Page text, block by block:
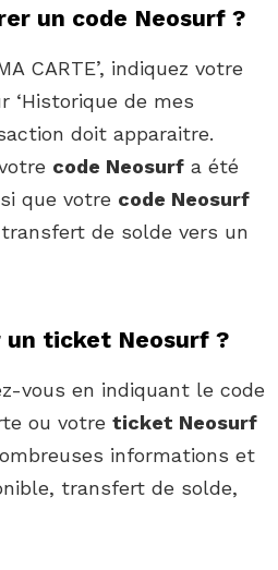
un code Neosurf ?
CARTE’, indiquez votre
‘Historique de mes
doit apparaitre.
code Neosurf a été
que votre code Neosurf
de solde vers un
ticket Neosurf ?
vous en indiquant le code
ou votre ticket Neosurf
informations et
transfert de solde,